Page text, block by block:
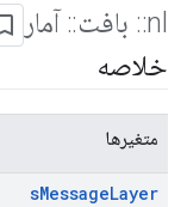
nl
:: بافت:: آمار
خلاصه
متغیرها
sMessageLayer